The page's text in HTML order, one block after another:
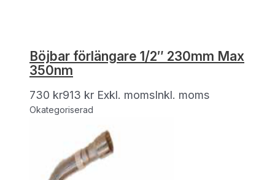
Böjbar förlängare 1/2″ 230mm Max
350nm
730 kr913 kr Exkl. momsInkl. moms
Okategoriserad